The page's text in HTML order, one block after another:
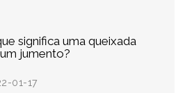
significa uma queixada
jumento?
01-17